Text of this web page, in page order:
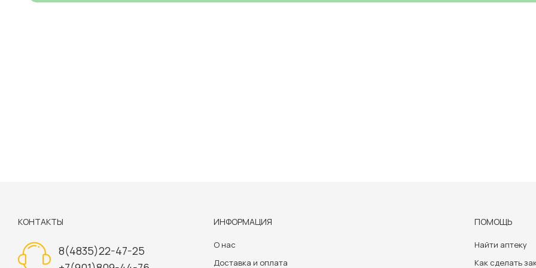
КОНТАКТЫ
8(4835)22-47-25
ИНФОРМАЦИЯ
О нас
Доставка и оплата
ПОМОЩЬ
Найти аптеку
Как сделать